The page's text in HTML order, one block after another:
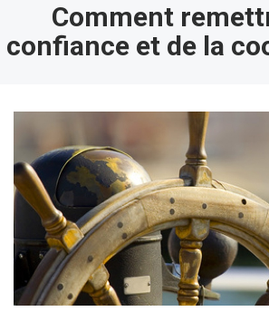
Comment
confiance et de la